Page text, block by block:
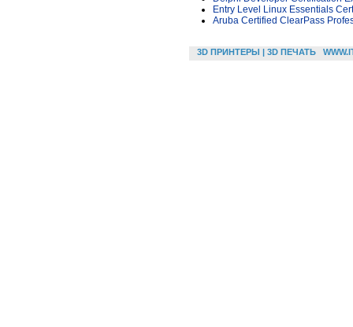
Entry Level Linux Essentials
Aruba Certified ClearPass
3D ПРИНТЕРЫ | 3D ПЕЧАТЬ